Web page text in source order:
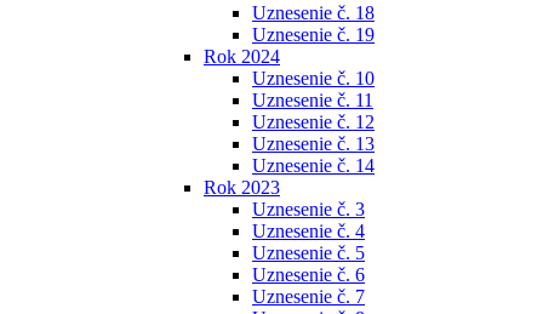
Uznesenie č. 18
Uznesenie č. 19
Rok 2024
Uznesenie č. 10
Uznesenie č. 11
Uznesenie č. 12
Uznesenie č. 13
Uznesenie č. 14
Rok 2023
Uznesenie č. 3
Uznesenie č. 4
Uznesenie č. 5
Uznesenie č. 6
Uznesenie č. 7